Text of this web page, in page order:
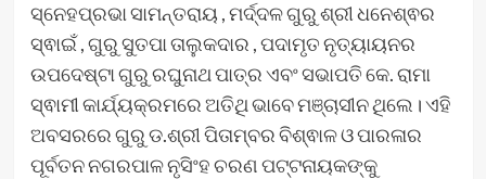
ସ୍ନେହପ୍ରଭା ସାମନ୍ତରାୟ , ମର୍ଦ୍ଦଳ ଗୁରୁ ଶ୍ରୀ ଧନେଶ୍ଵର
ସ୍ଵାଇଁ , ଗୁରୁ ସୁତପା ତାଲୁକଦାର , ପଦାମୃତ ନୃତ୍ୟାୟନର
ଉପଦେଷ୍ଟା ଗୁରୁ ରଘୁନାଥ ପାତ୍ର ଏବଂ ସଭାପତି କେ. ରାମା
ସ୍ଵାମୀ କାର୍ଯ୍ୟକ୍ରମରେ ଅତିଥି ଭାବେ ମଞ୍ଚାସୀନ ଥିଲେ। ଏହି
ଅବସରରେ ଗୁରୁ ଡ.ଶ୍ରୀ ପିତାମ୍ବର ବିଶ୍ଵାଳ ଓ ପାରଳାର
ପୂର୍ବତନ ନଗରପାଳ ନୃସିଂହ ଚରଣ ପଟ୍ଟନାୟକଙ୍କୁ